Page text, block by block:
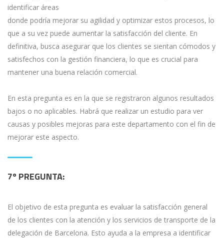
identificar áreas
donde podría mejorar su agilidad y optimizar estos procesos, lo
que a su vez puede aumentar la satisfacción del cliente. En
definitiva, busca asegurar que los clientes se sientan cómodos y
satisfechos con la gestión financiera, lo que es crucial para
mantener una buena relación comercial.
En esta pregunta es en la que se registraron algunos resultados
bajos o no aplicables. Habrá que realizar un estudio para ver
causas y posibles mejoras para este departamento con el fin de
mejorar este aspecto.
7º PREGUNTA:
El objetivo de esta pregunta es evaluar la satisfacción general
de los clientes con la atención y los servicios de transporte de la
delegación de Barcelona. Esto ayuda a la empresa a identificar